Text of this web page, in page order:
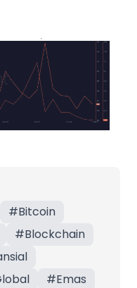
#Bitcoin
#Blockchain
#Emas